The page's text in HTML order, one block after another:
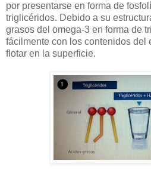
por presentarse en forma de
triglicéridos. Debido a su
grasos del omega-3 en forma de
fácilmente con los contenidos del
flotar en la superficie.